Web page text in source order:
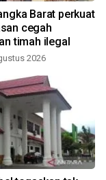
Barat perkuat
cegah
timah ilegal
2026